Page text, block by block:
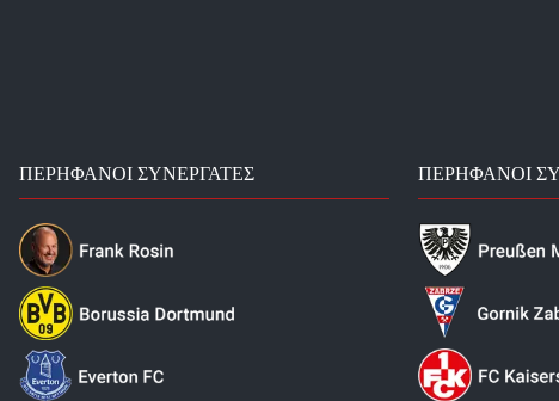
ΠΕΡΉΦΑΝΟΙ ΣΥΝΕΡΓΆΤΕΣ ΠΕΡΉΦΑΝΟΙ